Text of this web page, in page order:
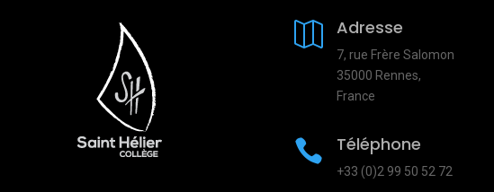
 Adresse
7, rue Frère Salomon
35000 Rennes,
France
 Téléphone
+33 (0)2 99 50 52 72